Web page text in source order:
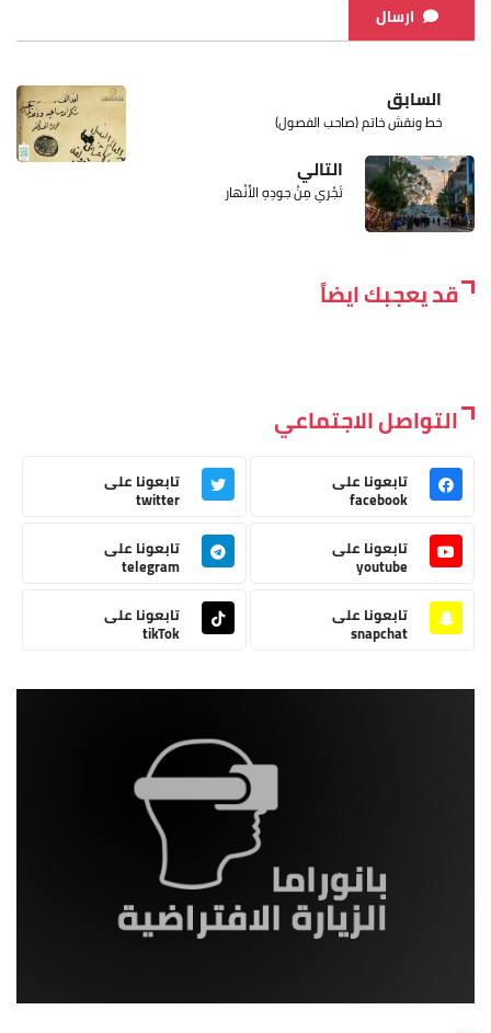
ارسال
السابق
خط ونقش خاتم (صاحب الفصول)
التالي
تَجْري مِنْ جودِهِ الأَنْهار
قد يعجبك ايضاً
التواصل الاجتماعي
تابعونا على
facebook
تابعونا على
twitter
تابعونا على
youtube
تابعونا على
telegram
تابعونا على
snapchat
تابعونا على
tikTok